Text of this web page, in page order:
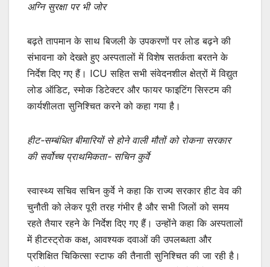
अग्नि सुरक्षा पर भी जोर
बढ़ते तापमान के साथ बिजली के उपकरणों पर लोड बढ़ने की
संभावना को देखते हुए अस्पतालों में विशेष सतर्कता बरतने के
निर्देश दिए गए हैं। ICU सहित सभी संवेदनशील क्षेत्रों में विद्युत
लोड ऑडिट, स्मोक डिटेक्टर और फायर फाइटिंग सिस्टम की
कार्यशीलता सुनिश्चित करने को कहा गया है।
हीट-सम्बंधित बीमारियों से होने वाली मौतों को रोकना सरकार
की सर्वोच्च प्राथमिकता- सचिन कुर्वे
स्वास्थ्य सचिव सचिन कुर्वे ने कहा कि राज्य सरकार हीट वेव की
चुनौती को लेकर पूरी तरह गंभीर है और सभी जिलों को समय
रहते तैयार रहने के निर्देश दिए गए हैं। उन्होंने कहा कि अस्पतालों
में हीटस्ट्रोक कक्ष, आवश्यक दवाओं की उपलब्धता और
प्रशिक्षित चिकित्सा स्टाफ की तैनाती सुनिश्चित की जा रही है।